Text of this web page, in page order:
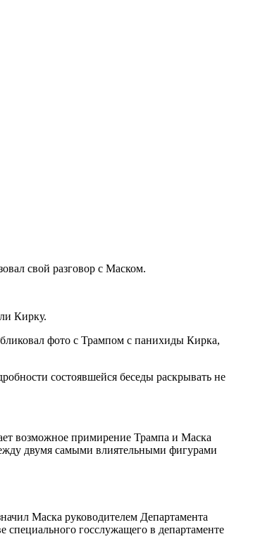
свой разговор с Маском.
Кирку.
фото с Трампом с панихиды Кирка,
состоявшейся беседы раскрывать не
возможное примирение Трампа и Маска
двумя самыми влиятельными фигурами
Маска руководителем Департамента
специального госслужащего в департаменте